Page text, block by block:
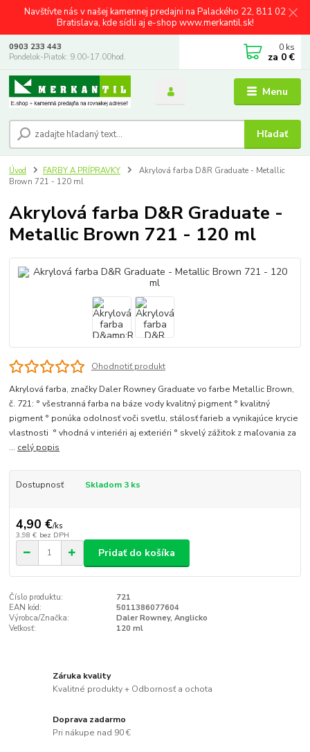
Navštívte nás v našej kamennej predajni na Palackého 22, 811 02
Bratislava, kde sídli aj e-shop www.merkantil.sk!
Menu
Hľadať
0903 233 443
Pondelok-Piatok: 9.00-17.00hod.
0 ks
za 0 €
Úvod FARBY A PRÍPRAVKY
Akrylová farba D&R Graduate - Metallic
Brown 721 - 120 ml
Akrylová farba D&R Graduate -
Metallic Brown 721 - 120 ml
Ohodnotiť produkt
Akrylová farba, značky Daler Rowney Graduate vo farbe Metallic Brown,
č. 721: ° všestranná farba na báze vody kvalitný pigment ° kvalitný
pigment ° ponúka odolnosť voči svetlu, stálosť farieb a vynikajúce krycie
vlastnosti ° vhodná v interiéri aj exteriéri ° skvelý zážitok z maľovania za
... celý popis
Dostupnosť Skladom 3 ks
4,90 €/ks
3,98 € bez DPH
Pridať do košíka
Číslo produktu:
721
EAN kód:
5011386077604
Výrobca/Značka:
Daler Rowney, Anglicko
Veľkosť:
120 ml
Záruka kvality
Kvalitné produkty + Odbornosť a ochota
Doprava zadarmo
Pri nákupe nad 90 €